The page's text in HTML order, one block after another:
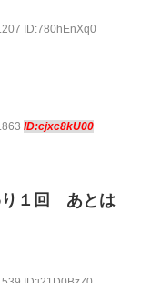
ID:780hEnXq0
ID:cjxc8kU00
１回 あとは